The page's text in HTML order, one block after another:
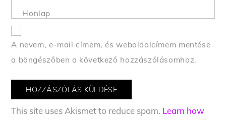
Honlap
A nevem, e-mail címem, és weboldalcímem mentése
a böngészőben a következő hozzászólásomhoz.
This site uses Akismet to reduce spam. Learn how